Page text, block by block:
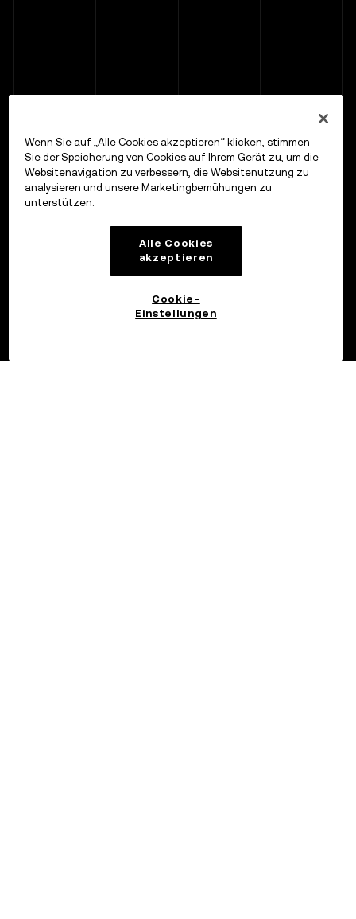
Wenn Sie auf „Alle Cookies akzeptieren“ klicken, stimmen
Sie der Speicherung von Cookies auf Ihrem Gerät zu, um die
Websitenavigation zu verbessern, die Websitenutzung zu
analysieren und unsere Marketingbemühungen zu
unterstützen.
Alle Cookies
akzeptieren
Cookie-
Einstellungen